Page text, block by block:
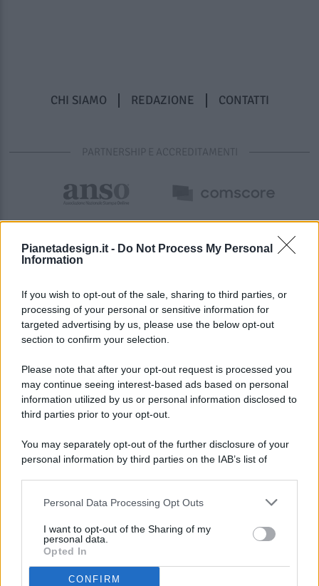
Pianetadesign.it - Do Not Process My Personal
Information
If you wish to opt-out of the sale, sharing to third parties, or
processing of your personal or sensitive information for
targeted advertising by us, please use the below opt-out
section to confirm your selection.
Please note that after your opt-out request is processed you
may continue seeing interest-based ads based on personal
information utilized by us or personal information disclosed to
third parties prior to your opt-out.
You may separately opt-out of the further disclosure of your
personal information by third parties on the IAB’s list of
This information may also be disclosed by us to third parties
disclose it to other third parties.
Personal Data Processing Opt Outs
I want to opt-out of the Sharing of my
personal data.
Opted In
CONFIRM
CHI SIAMO REDAZIONE CONTATTI
PARTNERSHIP E ACCREDITAMENTI
© 2026 - Pianeta Design - P.IVA 04827280654 - Testata
Registrata Al Tribunale Di Nocera Inferiore N. 8/2020 - RG N.
ISCRIZIONE AL ROC N. 35792 – ISCRITTA ALL’ANSO
(ASSOCIAZIONE NAZIONALE STAMPA ONLINE)
PREFERENZE PRIVACY